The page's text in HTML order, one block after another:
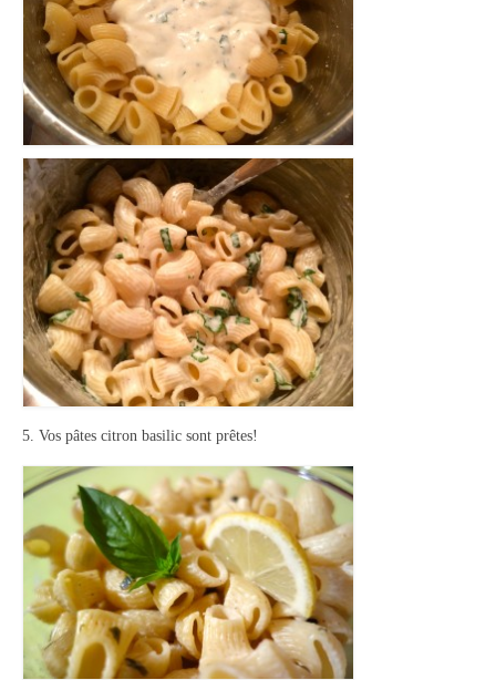
5. Vos pâtes citron basilic sont prêtes!